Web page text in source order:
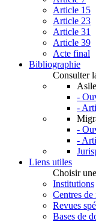
Article 15
Article 23
Article 31
Article 39
Acte final
Bibliographie
Consulter
-
-
-
-
Liens utiles
Choisir
Institutions
Centres de
Revues
Bases de